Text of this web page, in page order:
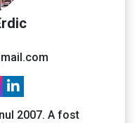
2007. A fost